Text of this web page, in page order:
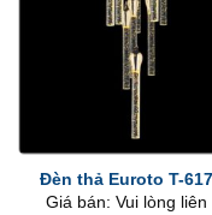
Đèn thả Euroto T-
Giá bán: Vui lòng liên